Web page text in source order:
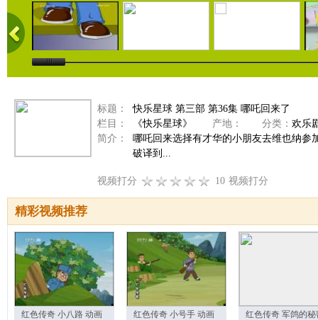
标题：
快乐星球 第三部 第36集 哪吒回来了
栏目：
《快乐星球》 产地： 分类： 欢乐
简介：
哪吒回来选择有才华的小朋友去维也纳参
破译到...
视频打分 10 视频打分
精彩视频推荐
红色传奇 小八路 动画
红色传奇 小号手 动画
红色传奇 军鸽的秘